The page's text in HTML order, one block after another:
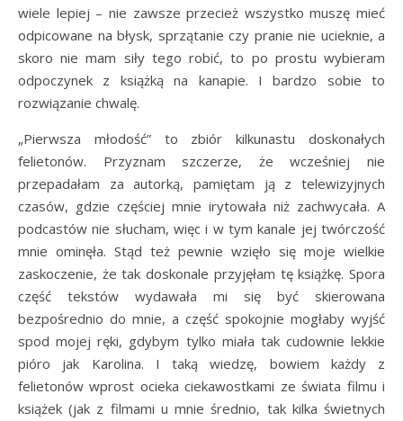
wiele lepiej – nie zawsze przecież wszystko muszę mieć
odpicowane na błysk, sprzątanie czy pranie nie ucieknie, a
skoro nie mam siły tego robić, to po prostu wybieram
odpoczynek z książką na kanapie. I bardzo sobie to
rozwiązanie chwalę.
„Pierwsza młodość” to zbiór kilkunastu doskonałych
felietonów. Przyznam szczerze, że wcześniej nie
przepadałam za autorką, pamiętam ją z telewizyjnych
czasów, gdzie częściej mnie irytowała niż zachwycała. A
podcastów nie słucham, więc i w tym kanale jej twórczość
mnie ominęła. Stąd też pewnie wzięło się moje wielkie
zaskoczenie, że tak doskonale przyjęłam tę książkę. Spora
część tekstów wydawała mi się być skierowana
bezpośrednio do mnie, a część spokojnie mogłaby wyjść
spod mojej ręki, gdybym tylko miała tak cudownie lekkie
pióro jak Karolina. I taką wiedzę, bowiem każdy z
felietonów wprost ocieka ciekawostkami ze świata filmu i
książek (jak z filmami u mnie średnio, tak kilka świetnych